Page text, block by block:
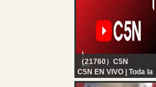
Reporter
（21760）C5N
C5N EN VIVO | Toda la
información en un solo